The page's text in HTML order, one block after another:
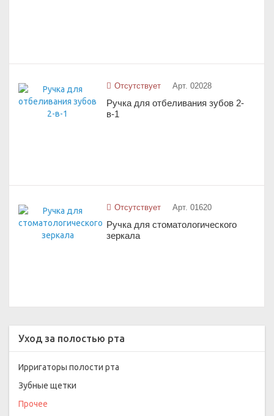
Отсутствует Арт. 02028
Ручка для отбеливания зубов 2-
в-1
Отсутствует Арт. 01620
Ручка для стоматологического
зеркала
Уход за полостью рта
Ирригаторы полости рта
Зубные щетки
Прочее